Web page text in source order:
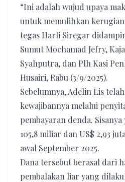
“Ini adalah wujud upaya
untuk memulihkan
tegas Harli Siregar
Sumut Mochamad Jefry,
Syahputra, dan Plh Kasi
Husairi, Rabu (3/9/2025).
Sebelumnya, Adelin Lis
kewajibannya melalui
pembayaran denda.
105,8 miliar dan US$ 2,93
awal September 2025.
Dana tersebut berasal dari
pembalakan liar yang